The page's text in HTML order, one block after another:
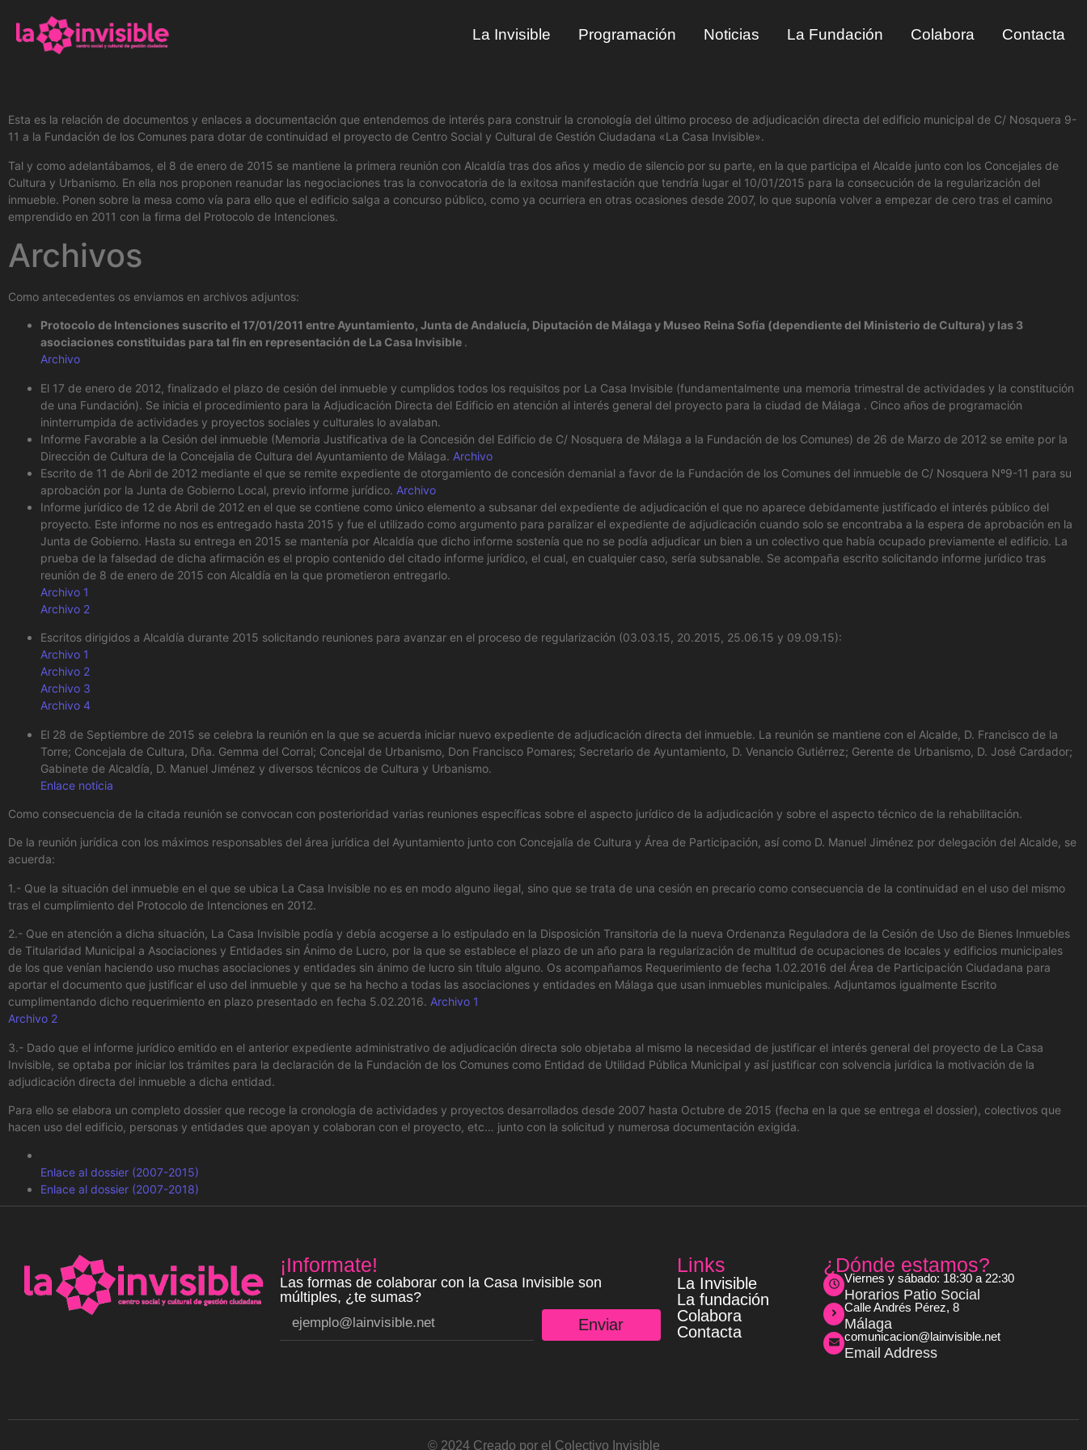
La Invisible Programación Noticias La Fundación Colabora Contacta
Esta es la relación de documentos y enlaces a documentación que entendemos de interés para construir la cronología del último proceso de adjudicación directa del edificio municipal de C/ Nosquera 9-
11 a la Fundación de los Comunes para dotar de continuidad el proyecto de Centro Social y Cultural de Gestión Ciudadana «La Casa Invisible».
Tal y como adelantábamos, el 8 de enero de 2015 se mantiene la primera reunión con Alcaldía tras dos años y medio de silencio por su parte, en la que participa el Alcalde junto con los Concejales de
Cultura y Urbanismo. En ella nos proponen reanudar las negociaciones tras la convocatoria de la exitosa manifestación que tendría lugar el 10/01/2015 para la consecución de la regularización del
inmueble. Ponen sobre la mesa como vía para ello que el edificio salga a concurso público, como ya ocurriera en otras ocasiones desde 2007, lo que suponía volver a empezar de cero tras el camino
emprendido en 2011 con la firma del Protocolo de Intenciones.
Archivos
Como antecedentes os enviamos en archivos adjuntos:
Protocolo de Intenciones suscrito el 17/01/2011 entre Ayuntamiento, Junta de Andalucía, Diputación de Málaga y Museo Reina Sofía (dependiente del Ministerio de Cultura) y las 3
asociaciones constituidas para tal fin en representación de La Casa Invisible .
Archivo
El 17 de enero de 2012, finalizado el plazo de cesión del inmueble y cumplidos todos los requisitos por La Casa Invisible (fundamentalmente una memoria trimestral de actividades y la constitución
de una Fundación). Se inicia el procedimiento para la Adjudicación Directa del Edificio en atención al interés general del proyecto para la ciudad de Málaga . Cinco años de programación
ininterrumpida de actividades y proyectos sociales y culturales lo avalaban.
Informe Favorable a la Cesión del inmueble (Memoria Justificativa de la Concesión del Edificio de C/ Nosquera de Málaga a la Fundación de los Comunes) de 26 de Marzo de 2012 se emite por la
Dirección de Cultura de la Concejalia de Cultura del Ayuntamiento de Málaga. Archivo
Escrito de 11 de Abril de 2012 mediante el que se remite expediente de otorgamiento de concesión demanial a favor de la Fundación de los Comunes del inmueble de C/ Nosquera Nº9-11 para su
aprobación por la Junta de Gobierno Local, previo informe jurídico. Archivo
Informe jurídico de 12 de Abril de 2012 en el que se contiene como único elemento a subsanar del expediente de adjudicación el que no aparece debidamente justificado el interés público del
proyecto. Este informe no nos es entregado hasta 2015 y fue el utilizado como argumento para paralizar el expediente de adjudicación cuando solo se encontraba a la espera de aprobación en la
Junta de Gobierno. Hasta su entrega en 2015 se mantenía por Alcaldía que dicho informe sostenía que no se podía adjudicar un bien a un colectivo que había ocupado previamente el edificio. La
prueba de la falsedad de dicha afirmación es el propio contenido del citado informe jurídico, el cual, en cualquier caso, sería subsanable. Se acompaña escrito solicitando informe jurídico tras
reunión de 8 de enero de 2015 con Alcaldía en la que prometieron entregarlo.
Archivo 1
Archivo 2
Escritos dirigidos a Alcaldía durante 2015 solicitando reuniones para avanzar en el proceso de regularización (03.03.15, 20.2015, 25.06.15 y 09.09.15):
Archivo 1
Archivo 2
Archivo 3
Archivo 4
El 28 de Septiembre de 2015 se celebra la reunión en la que se acuerda iniciar nuevo expediente de adjudicación directa del inmueble. La reunión se mantiene con el Alcalde, D. Francisco de la
Torre; Concejala de Cultura, Dña. Gemma del Corral; Concejal de Urbanismo, Don Francisco Pomares; Secretario de Ayuntamiento, D. Venancio Gutiérrez; Gerente de Urbanismo, D. José Cardador;
Gabinete de Alcaldía, D. Manuel Jiménez y diversos técnicos de Cultura y Urbanismo.
Enlace noticia
Como consecuencia de la citada reunión se convocan con posterioridad varias reuniones específicas sobre el aspecto jurídico de la adjudicación y sobre el aspecto técnico de la rehabilitación.
De la reunión jurídica con los máximos responsables del área jurídica del Ayuntamiento junto con Concejalía de Cultura y Área de Participación, así como D. Manuel Jiménez por delegación del Alcalde, se
acuerda:
1.- Que la situación del inmueble en el que se ubica La Casa Invisible no es en modo alguno ilegal, sino que se trata de una cesión en precario como consecuencia de la continuidad en el uso del mismo
tras el cumplimiento del Protocolo de Intenciones en 2012.
2.- Que en atención a dicha situación, La Casa Invisible podía y debía acogerse a lo estipulado en la Disposición Transitoria de la nueva Ordenanza Reguladora de la Cesión de Uso de Bienes Inmuebles
de Titularidad Municipal a Asociaciones y Entidades sin Ánimo de Lucro, por la que se establece el plazo de un año para la regularización de multitud de ocupaciones de locales y edificios municipales
de los que venían haciendo uso muchas asociaciones y entidades sin ánimo de lucro sin título alguno. Os acompañamos Requerimiento de fecha 1.02.2016 del Área de Participación Ciudadana para
aportar el documento que justificar el uso del inmueble y que se ha hecho a todas las asociaciones y entidades en Málaga que usan inmuebles municipales. Adjuntamos igualmente Escrito
cumplimentando dicho requerimiento en plazo presentado en fecha 5.02.2016. Archivo 1
Archivo 2
3.- Dado que el informe jurídico emitido en el anterior expediente administrativo de adjudicación directa solo objetaba al mismo la necesidad de justificar el interés general del proyecto de La Casa
Invisible, se optaba por iniciar los trámites para la declaración de la Fundación de los Comunes como Entidad de Utilidad Pública Municipal y así justificar con solvencia jurídica la motivación de la
adjudicación directa del inmueble a dicha entidad.
Para ello se elabora un completo dossier que recoge la cronología de actividades y proyectos desarrollados desde 2007 hasta Octubre de 2015 (fecha en la que se entrega el dossier), colectivos que
hacen uso del edificio, personas y entidades que apoyan y colaboran con el proyecto, etc… junto con la solicitud y numerosa documentación exigida.
Enlace al dossier (2007-2015)
Enlace al dossier (2007-2018)
¡Informate!
Las formas de colaborar con la Casa Invisible son
múltiples, ¿te sumas?
Enviar
Links
La Invisible
La fundación
Colabora
Contacta
¿Dónde estamos?
Viernes y sábado: 18:30 a 22:30
Horarios Patio Social
Calle Andrés Pérez, 8
Málaga
comunicacion@lainvisible.net
Email Address
© 2024 Creado por el Colectivo Invisible